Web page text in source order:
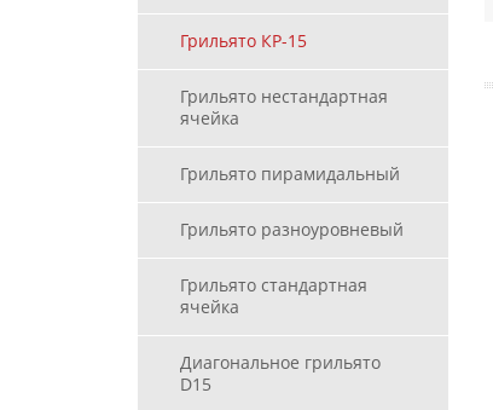
Грильято КР-15
Грильято нестандартная
ячейка
Грильято пирамидальный
Грильято разноуровневый
Грильято стандартная
ячейка
Диагональное грильято
D15